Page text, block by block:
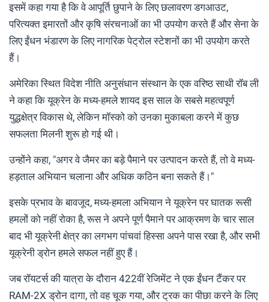
इसमें कहा गया है कि वे आपूर्ति छुपाने के लिए छलावरण डगआउट,
परित्यक्त इमारतों और कृषि संरचनाओं का भी उपयोग करते हैं और सेना के
लिए ईंधन भंडारण के लिए नागरिक पेट्रोल स्टेशनों का भी उपयोग करते
हैं।
अमेरिका स्थित विदेश नीति अनुसंधान संस्थान के एक वरिष्ठ साथी रॉब ली
ने कहा कि यूक्रेन के मध्य-हमले शायद इस साल के सबसे महत्वपूर्ण
युद्धक्षेत्र विकास थे, लेकिन मॉस्को को उनका मुकाबला करने में कुछ
सफलता मिलनी शुरू हो गई थी।
उन्होंने कहा, "अगर वे जैमर का बड़े पैमाने पर उत्पादन करते हैं, तो वे मध्य-
हड़ताल अभियान चलाना और अधिक कठिन बना सकते हैं।"
इसके प्रभाव के बावजूद, मध्य-हमला अभियान ने यूक्रेन पर घातक रूसी
हमलों को नहीं रोका है, रूस ने अपने पूर्ण पैमाने पर आक्रमण के चार साल
बाद भी यूक्रेनी क्षेत्र का लगभग पांचवां हिस्सा अपने पास रखा है, और सभी
यूक्रेनी ड्रोन हमले सफल नहीं हुए हैं।
जब रॉयटर्स की यात्रा के दौरान 422वीं रेजिमेंट ने एक ईंधन टैंकर पर
RAM-2X ड्रोन दागा, तो वह चूक गया, और ट्रक का पीछा करने के लिए